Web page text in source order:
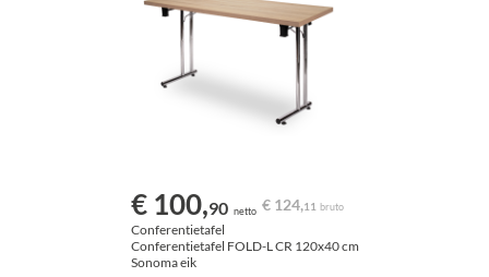
€ 100,90 netto € 124,11 bruto
Conferentietafel
Conferentietafel FOLD-L CR 120x40 cm
Sonoma eik